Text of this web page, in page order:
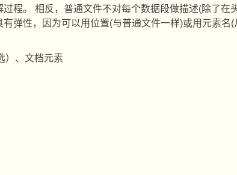
程。 相反，普通文件不对每个数据段做描述(除了在
弹性，因为可以用位置(与普通文件一样)或用元素名(
）、文档元素